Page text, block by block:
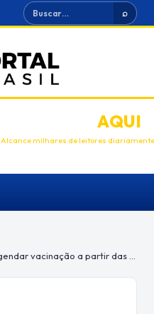
Buscar ⌕
ANUNCIEAQUI
Alcance milhares de leitores diariamente